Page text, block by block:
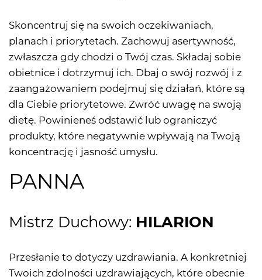
Skoncentruj się na swoich oczekiwaniach,
planach i priorytetach. Zachowuj asertywność,
zwłaszcza gdy chodzi o Twój czas. Składaj sobie
obietnice i dotrzymuj ich. Dbaj o swój rozwój i z
zaangażowaniem podejmuj się działań, które są
dla Ciebie priorytetowe. Zwróć uwagę na swoją
dietę. Powinieneś odstawić lub ograniczyć
produkty, które negatywnie wpływają na Twoją
koncentrację i jasność umysłu.
PANNA
Mistrz Duchowy: HILARION
Przesłanie to dotyczy uzdrawiania. A konkretniej
Twoich zdolności uzdrawiających, które obecnie